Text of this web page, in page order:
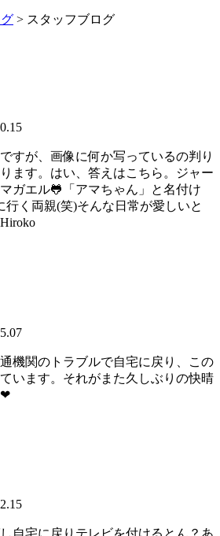
> スタッフブログ
すが、画像に何か写っているの判り
ます。はい、答えはこちら。ジャー
ガエル🐸「アマちゃん」と名付け
行く両親(笑)そんな日常が愛しいと
機関のトラブルで自宅に戻り、この
います。それがまた久しぶりの快晴
❤
自宅に戻りテレビを付けるとん？あ